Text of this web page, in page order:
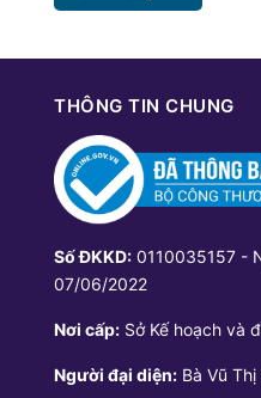
THÔNG TIN CHUNG
Số ĐKKD: 0110035157 -
07/06/2022
Nơi cấp: Sở Kế hoạch và
Người đại diện: Bà Vũ